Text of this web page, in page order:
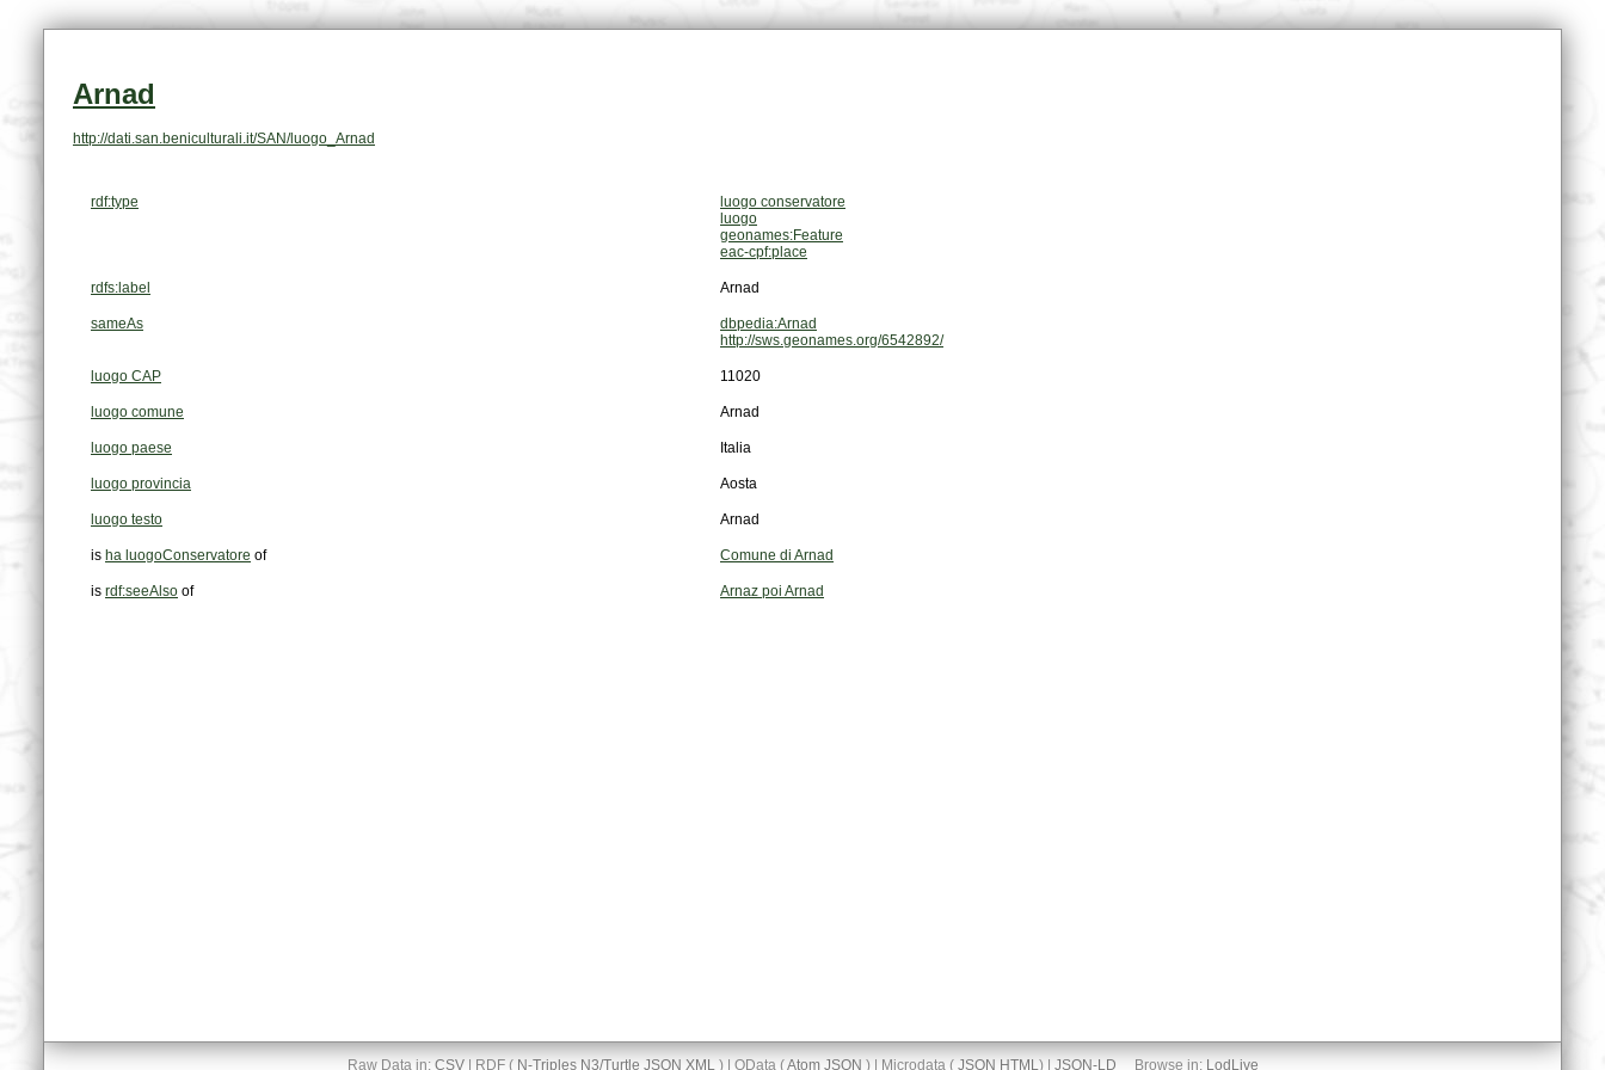
Arnad
http://dati.san.beniculturali.it/SAN/luogo_Arnad
rdf:type
luogo conservatore
luogo
geonames:Feature
eac-cpf:place
rdfs:label Arnad
sameAs
dbpedia:Arnad
http://sws.geonames.org/6542892/
luogo CAP 11020
luogo comune Arnad
luogo paese Italia
luogo provincia Aosta
luogo testo Arnad
is ha luogoConservatore of Comune di Arnad
is rdf:seeAlso of Arnaz poi Arnad
Raw Data in: CSV| RDF ( N-Triples N3/Turtle JSON XML) | OData (Atom JSON ) | Microdata ( JSON HTML) | JSON-LD Browse in: LodLive